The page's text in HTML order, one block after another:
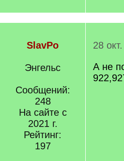
SlavPo
Энгельс
Сообщений:
248
На сайте с
2021 г.
Рейтинг:
197
28
А не